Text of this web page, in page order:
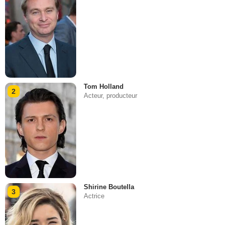
2
Tom Holland
Acteur, producteur
3
Shirine Boutella
Actrice